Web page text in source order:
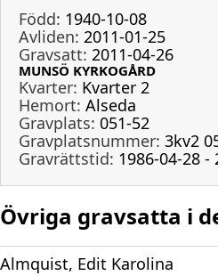
Född: 1940-10-08
Avliden: 2011-01-25
Gravsatt: 2011-04-26
MUNSÖ KYRKOGÅRD
Kvarter: Kvarter 2
Hemort: Alseda
Gravplats: 051-52
Gravplatsnummer: 3kv2
Gravrättstid: 1986-04-28 -
Övriga gravsatta i
Almquist, Edit Karolina